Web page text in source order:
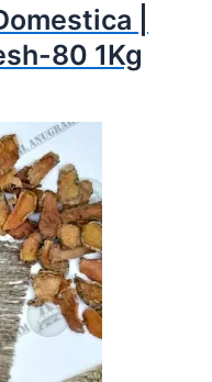
|
80 1Kg